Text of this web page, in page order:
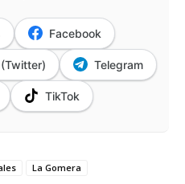
Facebook
Telegram
TikTok
La Gomera